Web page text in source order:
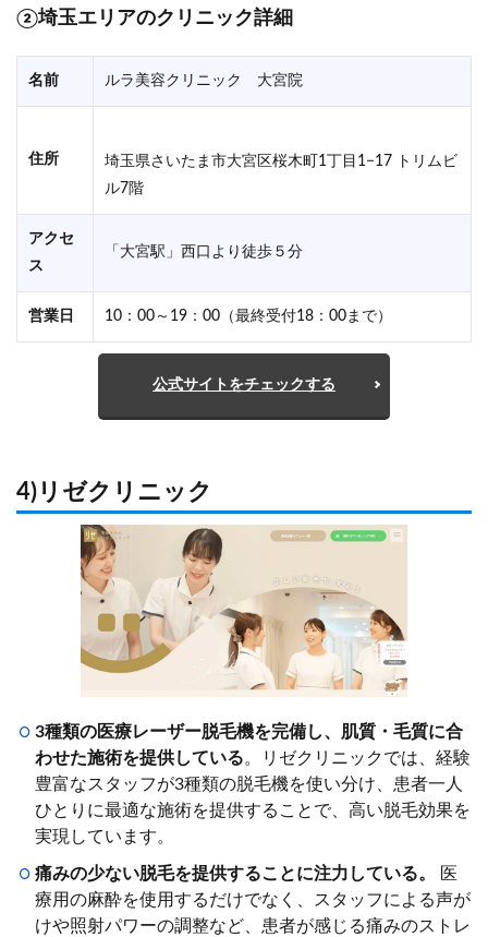
②埼玉エリアのクリニック詳細
名前 ルラ美容クリニック 大宮院
住所
埼玉県さいたま市大宮区桜木町1丁目1−17 トリムビ
ル7階
アクセ
ス
「大宮駅」西口より徒歩５分
営業日 10：00～19：00（最終受付18：00まで）
公式サイトをチェックする
4)リゼクリニック
3種類の医療レーザー脱毛機を完備し、肌質・毛質に合
わせた施術を提供している。リゼクリニックでは、経験
豊富なスタッフが3種類の脱毛機を使い分け、患者一人
ひとりに最適な施術を提供することで、高い脱毛効果を
実現しています。
痛みの少ない脱毛を提供することに注力している。
医
療用の麻酔を使用するだけでなく、スタッフによる声が
けや照射パワーの調整など、患者が感じる痛みのストレ